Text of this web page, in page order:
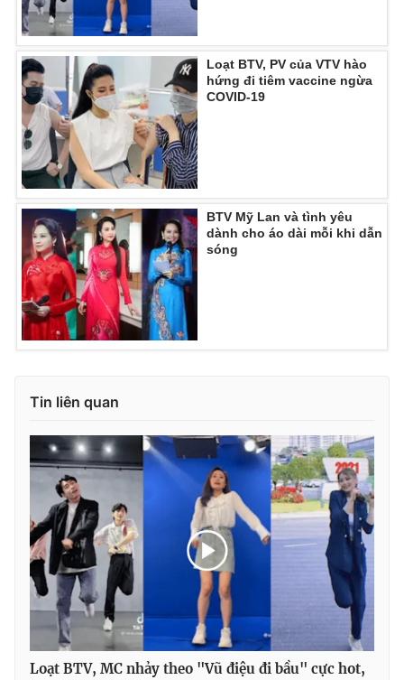
Loạt BTV, PV của VTV hào
hứng đi tiêm vaccine ngừa
COVID-19
BTV Mỹ Lan và tình yêu
dành cho áo dài mỗi khi dẫn
sóng
Tin liên quan
Loạt BTV, MC nhảy theo "Vũ điệu đi bầu" cực hot,